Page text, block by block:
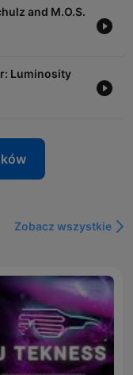
and M.O.S.
Luminosity
Zobacz wszystkie